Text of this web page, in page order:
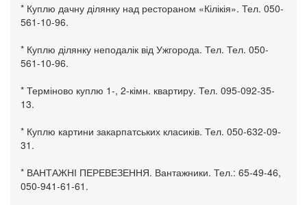
* Куплю дачну ділянку над рестораном «Кілікія». Тел. 050-
561-10-96.
* Куплю ділянку неподалік від Ужгорода. Тел. Тел. 050-
561-10-96.
* Терміново куплю 1-, 2-кімн. квартиру. Тел. 095-092-35-
13.
* Куплю картини закарпатських класиків. Тел. 050-632-09-
31.
* ВАНТАЖНІ ПЕРЕВЕЗЕННЯ. Вантажники. Тел.: 65-49-46,
050-941-61-61.